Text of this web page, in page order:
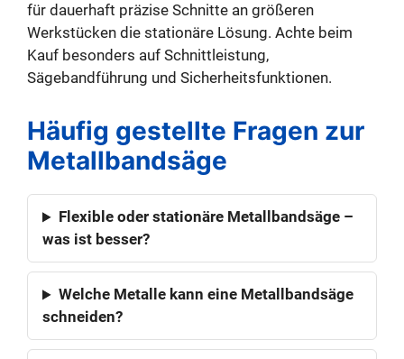
für dauerhaft präzise Schnitte an größeren
Werkstücken die stationäre Lösung. Achte beim
Kauf besonders auf Schnittleistung,
Sägebandführung und Sicherheitsfunktionen.
Häufig gestellte Fragen zur
Metallbandsäge
Flexible oder stationäre Metallbandsäge –
was ist besser?
Welche Metalle kann eine Metallbandsäge
schneiden?